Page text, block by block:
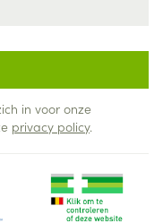
in voor onze
privacy policy.